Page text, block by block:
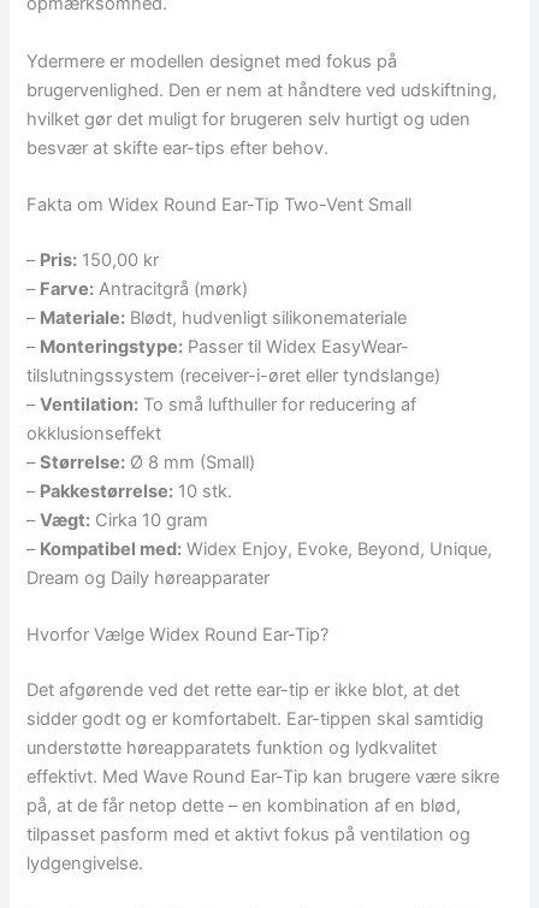
Ydermere er modellen designet med fokus på
brugervenlighed. Den er nem at håndtere ved udskiftning,
hvilket gør det muligt for brugeren selv hurtigt og uden
besvær at skifte ear-tips efter behov.
Fakta om Widex Round Ear-Tip Two-Vent Small
– Pris: 150,00 kr
– Farve: Antracitgrå (mørk)
– Materiale: Blødt, hudvenligt silikonemateriale
– Monteringstype: Passer til Widex EasyWear-
tilslutningssystem (receiver-i-øret eller tyndslange)
–Ventilation: To små lufthuller for reducering af
okklusionseffekt
–Størrelse: Ø 8 mm (Small)
– Pakkestørrelse: 10 stk.
–Vægt: Cirka 10 gram
– Kompatibel med: Widex Enjoy, Evoke, Beyond, Unique,
Dream og Daily høreapparater
Hvorfor Vælge Widex Round Ear-Tip?
Det afgørende ved det rette ear-tip er ikke blot, at det
sidder godt og er komfortabelt. Ear-tippen skal samtidig
understøtte høreapparatets funktion og lydkvalitet
effektivt. Med Wave Round Ear-Tip kan brugere være sikre
på, at de får netop dette – en kombination af en blød,
tilpasset pasform med et aktivt fokus på ventilation og
lydgengivelse.